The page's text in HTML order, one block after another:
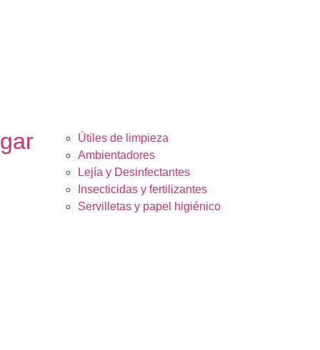
Útiles de limpieza
Ambientadores
Lejía y Desinfectantes
Insecticidas y fertilizantes
Servilletas y papel higiénico